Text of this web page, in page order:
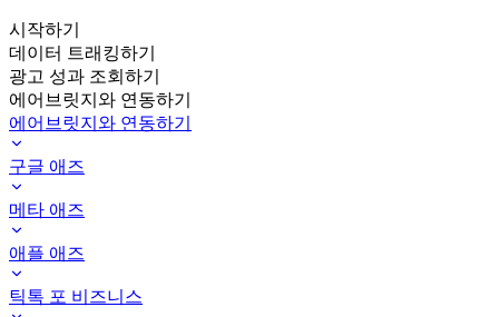
시작하기
데이터 트래킹하기
광고 성과 조회하기
에어브릿지와 연동하기
에어브릿지와 연동하기
구글 애즈
메타 애즈
애플 애즈
틱톡 포 비즈니스